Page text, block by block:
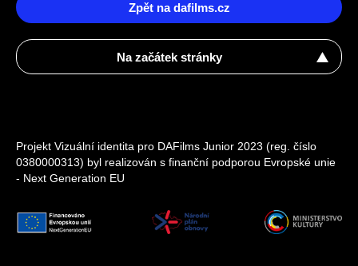
Zpět na dafilms.cz
Na začátek stránky
Projekt Vizuální identita pro DAFilms Junior 2023 (reg. číslo
0380000313) byl realizován s finanční podporou Evropské unie
- Next Generation EU